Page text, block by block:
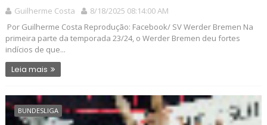
Guilherme Costa
8/18/2025 08:14:00 AM
Por Guilherme Costa Reprodução: Facebook/ SV Werder Bremen Na
primeira parte da temporada 23/24, o Werder Bremen deu fortes
indícios de que...
Leia mais
BUNDESLIGA